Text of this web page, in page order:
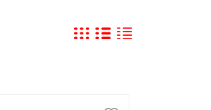
Скидочные карты